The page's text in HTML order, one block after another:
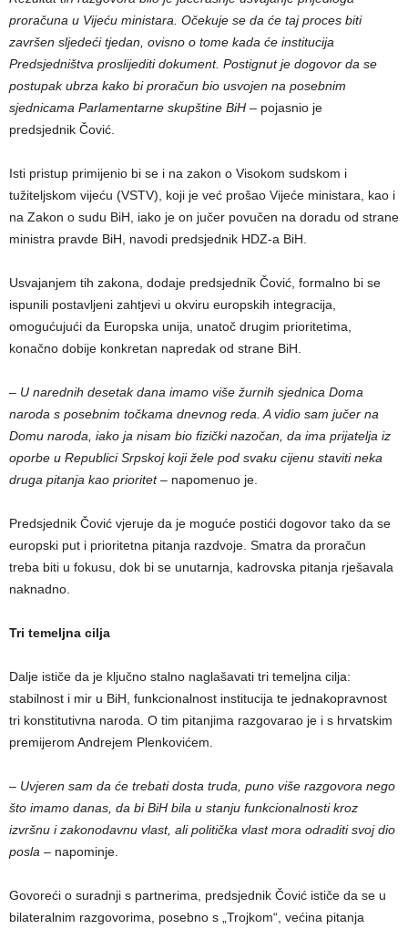
proračuna u Vijeću ministara. Očekuje se da će taj proces biti
završen sljedeći tjedan, ovisno o tome kada će institucija
Predsjedništva proslijediti dokument. Postignut je dogovor da se
postupak ubrza kako bi proračun bio usvojen na posebnim
sjednicama Parlamentarne skupštine BiH – pojasnio je
predsjednik Čović.
Isti pristup primijenio bi se i na zakon o Visokom sudskom i
tužiteljskom vijeću (VSTV), koji je već prošao Vijeće ministara, kao i
na Zakon o sudu BiH, iako je on jučer povučen na doradu od strane
ministra pravde BiH, navodi predsjednik HDZ-a BiH.
Usvajanjem tih zakona, dodaje predsjednik Čović, formalno bi se
ispunili postavljeni zahtjevi u okviru europskih integracija,
omogućujući da Europska unija, unatoč drugim prioritetima,
konačno dobije konkretan napredak od strane BiH.
– U narednih desetak dana imamo više žurnih sjednica Doma
naroda s posebnim točkama dnevnog reda. A vidio sam jučer na
Domu naroda, iako ja nisam bio fizički nazočan, da ima prijatelja iz
oporbe u Republici Srpskoj koji žele pod svaku cijenu staviti neka
druga pitanja kao prioritet– napomenuo je.
Predsjednik Čović vjeruje da je moguće postići dogovor tako da se
europski put i prioritetna pitanja razdvoje. Smatra da proračun
treba biti u fokusu, dok bi se unutarnja, kadrovska pitanja rješavala
naknadno.
Tri temeljna cilja
Dalje ističe da je ključno stalno naglašavati tri temeljna cilja:
stabilnost i mir u BiH, funkcionalnost institucija te jednakopravnost
tri konstitutivna naroda. O tim pitanjima razgovarao je i s hrvatskim
premijerom Andrejem Plenkovićem.
– Uvjeren sam da će trebati dosta truda, puno više razgovora nego
što imamo danas, da bi BiH bila u stanju funkcionalnosti kroz
izvršnu i zakonodavnu vlast, ali politička vlast mora odraditi svoj dio
posla – napominje.
Govoreći o suradnji s partnerima, predsjednik Čović ističe da se u
bilateralnim razgovorima, posebno s „Trojkom“, većina pitanja